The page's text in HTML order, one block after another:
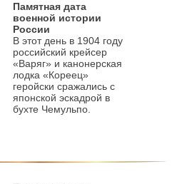
Памятная дата
военной истории
России
В этот день в 1904 году
российский крейсер
«Варяг» и канонерская
лодка «Кореец»
геройски сражались с
японской эскадрой в
бухте Чемульпо.